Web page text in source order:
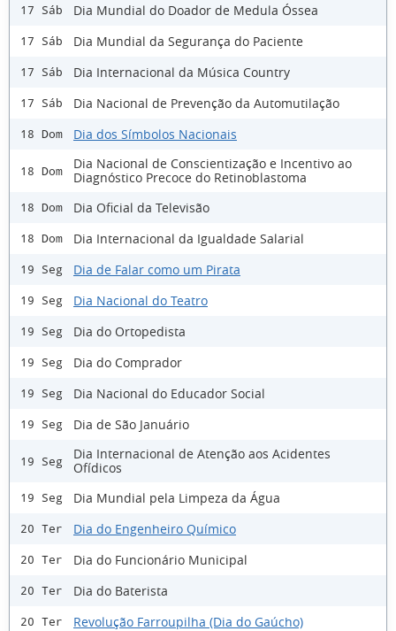
17 Sáb Dia Mundial do Doador de Medula Óssea
17 Sáb Dia Mundial da Segurança do Paciente
17 Sáb Dia Internacional da Música Country
17 Sáb Dia Nacional de Prevenção da Automutilação
18 Dom Dia dos Símbolos Nacionais
18 Dom
Dia Nacional de Conscientização e Incentivo ao
Diagnóstico Precoce do Retinoblastoma
18 Dom Dia Oficial da Televisão
18 Dom Dia Internacional da Igualdade Salarial
19 Seg Dia de Falar como um Pirata
19 Seg Dia Nacional do Teatro
19 Seg Dia do Ortopedista
19 Seg Dia do Comprador
19 Seg Dia Nacional do Educador Social
19 Seg Dia de São Januário
19 Seg
Dia Internacional de Atenção aos Acidentes
Ofídicos
19 Seg Dia Mundial pela Limpeza da Água
20 Ter Dia do Engenheiro Químico
20 Ter Dia do Funcionário Municipal
20 Ter Dia do Baterista
20 Ter Revolução Farroupilha (Dia do Gaúcho)